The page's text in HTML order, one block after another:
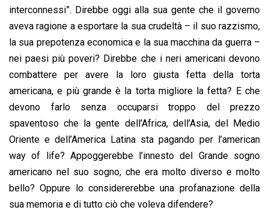
interconnessi”. Direbbe oggi alla sua gente che il governo
aveva ragione a esportare la sua crudeltà – il suo razzismo,
la sua prepotenza economica e la sua macchina da guerra –
nei paesi più poveri? Direbbe che i neri americani devono
combattere per avere la loro giusta fetta della torta
americana, e più grande è la torta migliore la fetta? E che
devono farlo senza occuparsi troppo del prezzo
spaventoso che la gente dell’Africa, dell’Asia, del Medio
Oriente e dell’America Latina sta pagando per l’american
way of life? Appoggerebbe l’innesto del Grande sogno
americano nel suo sogno, che era molto diverso e molto
bello? Oppure lo considererebbe una profanazione della
sua memoria e di tutto ciò che voleva difendere?